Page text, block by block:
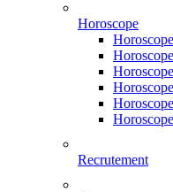
Horoscope
Recrutement